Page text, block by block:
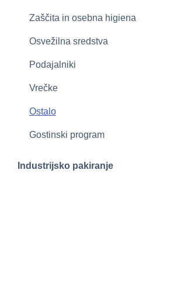
Zaščita in osebna higiena
Osvežilna sredstva
Podajalniki
Vrečke
Ostalo
Gostinski program
Industrijsko pakiranje